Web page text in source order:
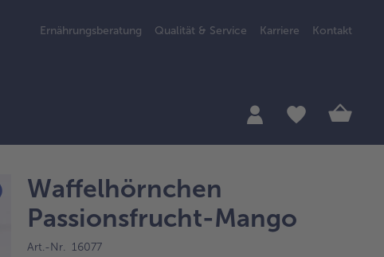
Ernährungsberatung Qualität & Service Karriere Kontakt
Waffelhörnchen
Passionsfrucht-Mango
Art.-Nr. 16077